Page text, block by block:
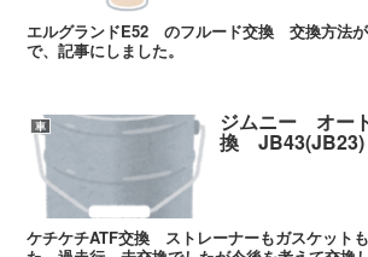
エルグランドE52 のフルード交換 交換方法
で、記事にしました。
車 ジムニー オー
換 JB43(JB23)
ケチケチATF交換 ストレーナーもガスケット